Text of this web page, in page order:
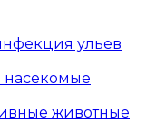
ульев
животные